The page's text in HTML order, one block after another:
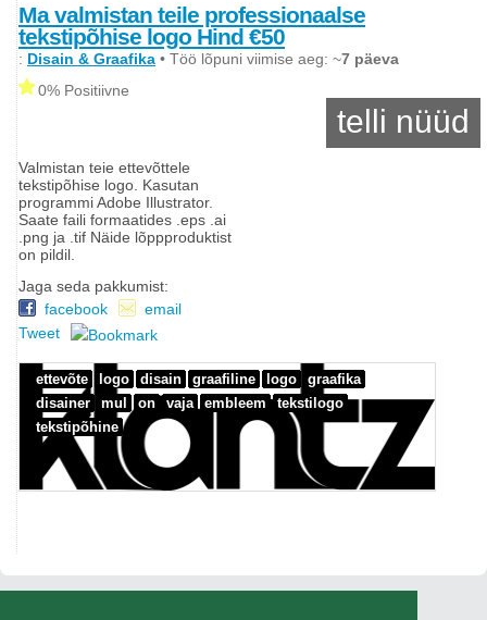
Ma valmistan teile professionaalse
tekstipõhise logo Hind €50
: Disain & Graafika • Töö lõpuni viimise aeg: ~7 päeva
0% Positiivne
telli nüüd
Valmistan teie ettevõttele
tekstipõhise logo. Kasutan
programmi Adobe Illustrator.
Saate faili formaatides .eps .ai
.png ja .tif Näide lõppproduktist
on pildil.
Jaga seda pakkumist:
facebook
email
Tweet
ettevõte logo disain graafiline logo
graafika
disainer
mul on vaja embleem
tekstilogo
tekstipõhine